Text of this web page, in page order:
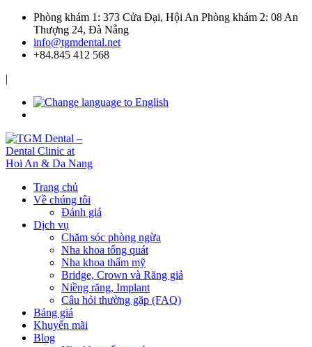
Phòng khám 1: 373 Cửa Đại, Hội An Phòng khám 2: 08 An
Thượng 24, Đà Nẵng
info@tgmdental.net
+84.845 412 568
|
Trang chủ
Về chúng tôi
Đánh giá
Dịch vụ
Chăm sóc phòng ngừa
Nha khoa tổng quát
Nha khoa thẩm mỹ
Bridge, Crown và Răng giả
Niềng răng, Implant
Câu hỏi thường gặp (FAQ)
Bảng giá
Khuyến mãi
Blog